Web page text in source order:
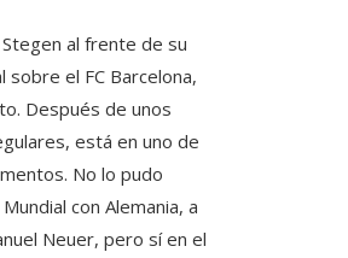
al frente de su
el FC Barcelona,
Después de unos
está en uno de
No lo pudo
con Alemania, a
Neuer, pero sí en el